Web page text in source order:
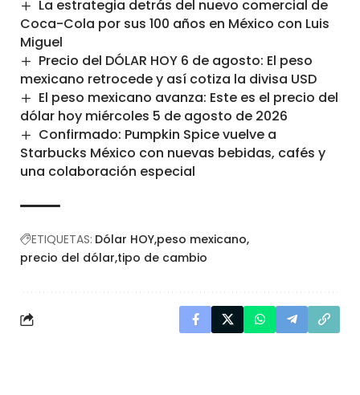
La estrategia detrás del nuevo comercial de
Coca-Cola por sus 100 años en México con Luis
Miguel
Precio del DÓLAR HOY 6 de agosto: El peso
mexicano retrocede y así cotiza la divisa USD
El peso mexicano avanza: Este es el precio del
dólar hoy miércoles 5 de agosto de 2026
Confirmado: Pumpkin Spice vuelve a
Starbucks México con nuevas bebidas, cafés y
una colaboración especial
ETIQUETAS: Dólar HOY peso mexicano
precio del dólar tipo de cambio